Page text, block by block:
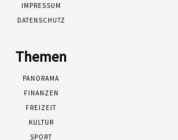
IMPRESSUM
DATENSCHUTZ
Themen
PANORAMA
FINANZEN
FREIZEIT
KULTUR
SPORT